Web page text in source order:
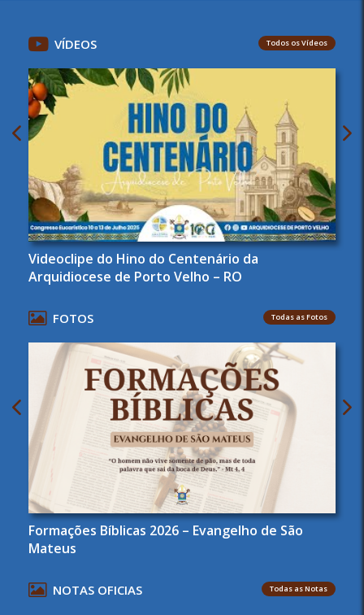
VÍDEOS Todos os Vídeos
Videoclipe do Hino do Centenário da
Arquidiocese de Porto Velho – RO
FOTOS Todas as Fotos
Formações Bíblicas 2026 – Evangelho de São
Mateus
NOTAS OFICIAS Todas as Notas